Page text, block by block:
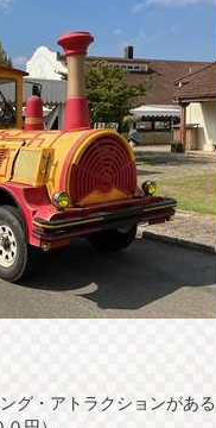
グ・アトラクションがある